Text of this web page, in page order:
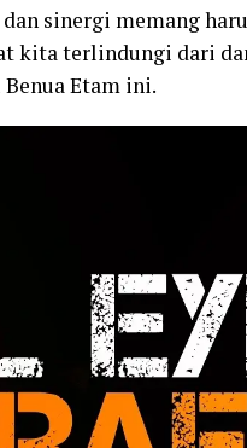
sinergi memang
kita terlindungi dari
Etam ini.